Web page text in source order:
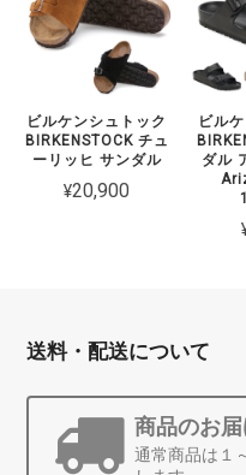
ビルケンシュトック
BIRKENSTOCK チュ
ーリッヒ サンダル
¥20,900
ビル
ダル
送料・配送について
商品のお
通常商品は１